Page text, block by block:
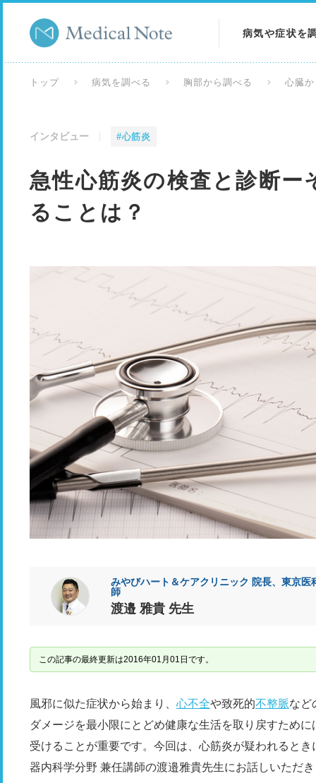
病気や症状を
トップ 病気を調べる 胸部から調べる 心臓
インタビュー #心筋炎
急性心筋炎の検査と診断
ることは？
みやびハート＆ケアクリニック 院長、東京
師
渡邉 雅貴 先生
この記事の最終更新は2016年01月01日です。
風邪に似た症状から始まり、 心不全や致死的不整脈など
ダメージを最小限にとどめ健康な生活を取り戻すため
受けることが重要です。今回は、心筋炎が疑われると
器内科学分野 兼任講師の渡邉雅貴先生にお話しいただ